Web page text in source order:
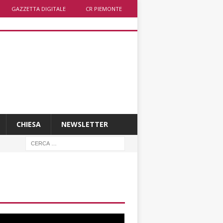
GAZZETTA DIGITALE CR PIEMONTE
CHIESA NEWSLETTER